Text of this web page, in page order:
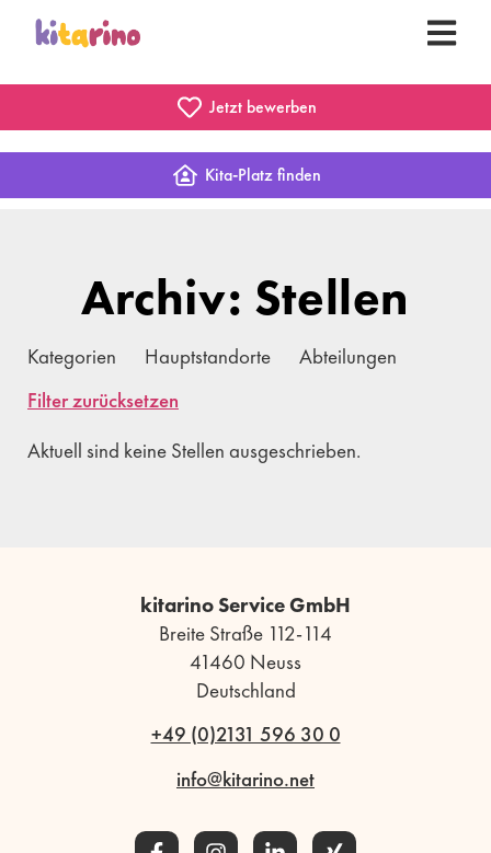
Jetzt bewerben
Kita-Platz finden
Archiv: Stellen
Kategorien Hauptstandorte
Abteilungen
Filter zurücksetzen
Aktuell sind keine Stellen ausgeschrieben.
kitarino Service GmbH
Breite Straße 112-114
41460 Neuss
Deutschland
+49 (0)2131 596 30 0
info@kitarino.net